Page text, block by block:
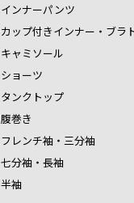
インナーパンツ
カップ付きインナー・ブラ
キャミソール
ショーツ
タンクトップ
腹巻き
フレンチ袖・三分袖
七分袖・長袖
半袖